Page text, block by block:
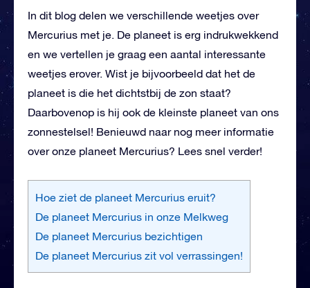
In dit blog delen we verschillende weetjes over
Mercurius met je. De planeet is erg indrukwekkend
en we vertellen je graag een aantal interessante
weetjes erover. Wist je bijvoorbeeld dat het de
planeet is die het dichtstbij de zon staat?
Daarbovenop is hij ook de kleinste planeet van ons
zonnestelsel! Benieuwd naar nog meer informatie
over onze planeet Mercurius? Lees snel verder!
Hoe ziet de planeet Mercurius eruit?
De planeet Mercurius in onze Melkweg
De planeet Mercurius bezichtigen
De planeet Mercurius zit vol verrassingen!